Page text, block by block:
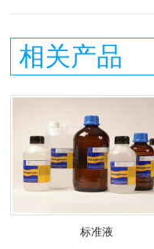
相关产品
标准液